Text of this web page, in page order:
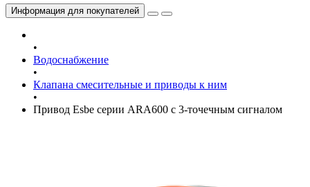
Информация для покупателей
•
Водоснабжение
•
Клапана смесительные и приводы к ним
•
Привод Esbe серии ARA600 с 3-точечным сигналом